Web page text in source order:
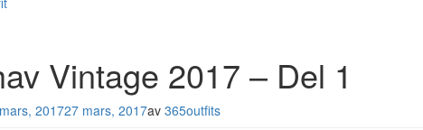
Vintage 2017 – Del 1
201727 mars, 2017av 365outfits